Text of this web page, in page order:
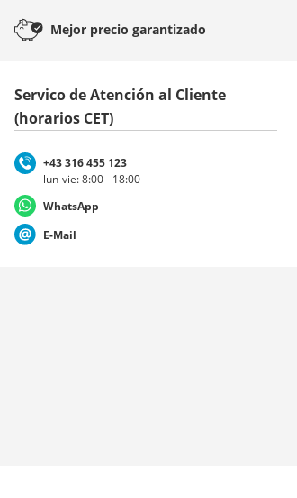
Mejor precio garantizado
Servico de Atención al Cliente
(horarios CET)
+43 316 455 123
lun-vie: 8:00 - 18:00
WhatsApp
E-Mail